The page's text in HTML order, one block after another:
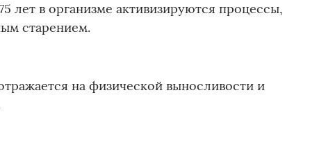
лет в организме активизируются процессы,
старением.
на физической выносливости и